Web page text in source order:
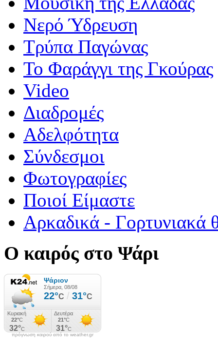
Νερό Ύδρευση
Τρύπα Παγώνας
Το Φαράγγι της Γκούρας
Video
Διαδρομές
Αδελφότητα
Σύνδεσμοι
Φωτογραφίες
Ποιοί Είμαστε
Αρκαδικά - Γορτυνιακά
Ο καιρός στο Ψάρι
πρόγνωση καιρού από το weather.gr